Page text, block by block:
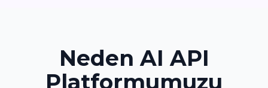
Neden AI API
Platformumuzu